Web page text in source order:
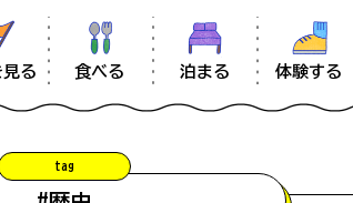
お知らせ
る 食べる 泊まる 体験する
tag